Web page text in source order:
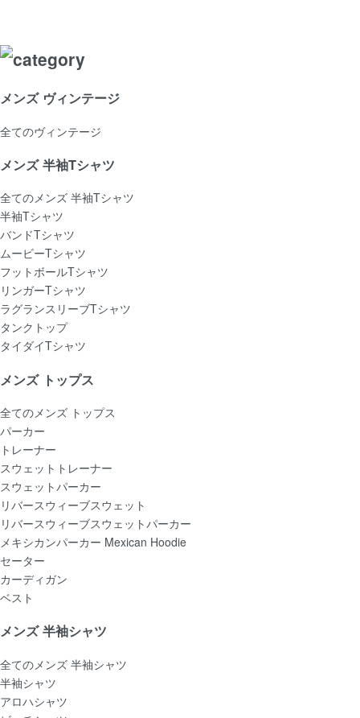
メンズ ヴィンテージ
全てのヴィンテージ
メンズ 半袖Tシャツ
全てのメンズ 半袖Tシャツ
半袖Tシャツ
バンドTシャツ
ムービーTシャツ
フットボールTシャツ
リンガーTシャツ
ラグランスリーブTシャツ
タンクトップ
タイダイTシャツ
メンズ トップス
全てのメンズ トップス
パーカー
トレーナー
スウェットトレーナー
スウェットパーカー
リバースウィーブスウェット
リバースウィーブスウェットパーカー
メキシカンパーカー Mexican Hoodie
セーター
カーディガン
ベスト
メンズ 半袖シャツ
全てのメンズ 半袖シャツ
半袖シャツ
アロハシャツ